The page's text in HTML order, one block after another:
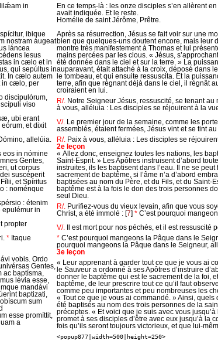
in
En ce temps-là : les onze disciples s’en allèrent
avait indiquée. Et le reste.
Homélie de saint Jérôme, Prêtre.
ibique
nostram áugeat
láncea
Iesus
in cælo et in
qui sepúltus in
In cælo autem
in cælo, per
Après sa résurrection, Jésus se fait voir sur une
bien que quelques-uns doutent encore, mais leur
montre très manifestement à Thomas et lui
mains percées par les clous. « Jésus,
été donnée dans le ciel et sur la terre. » La
auparavant, était attaché à la croix, déposé dans
le tombeau, et qui ensuite ressuscita. Et la
terre, afin que régnant déjà dans le ciel, il régnât
croiraient en lui.
discipulórum,
viso
R/. Notre Seigneur Jésus, ressuscité, se tenant
à vous, alléluia : Les disciples se réjouirent à la
ubi erant
et dixit
V/. Le premier jour de la semaine, comme les
assemblés, étaient fermées, Jésus vint et se tint
allelúia. R/. Paix à vous, alléluia : Les disciples se
2e leçon
eos in nómine
Gentes,
ut corpus
suscéperit
et Spíritus
: noménque
« Allez donc, enseignez toutes les nations, les
Saint-Esprit. » Les Apôtres instruisent d’abord
instruites, ils les baptisent dans l’eau. Il ne se
sacrement de baptême, si l’âme n’a d’abord
baptisées au nom du Père, et du Fils, et du Saint-
baptême est à la fois le don des trois personnes
seul Dieu.
: étenim
epulémur in
R/. Purifiez-vous du vieux levain, afin que vous
Christ, a été immolé : [7] * C’est pourquoi
propter
V/. Il est mort pour nos péchés, et il est ressuscité
* Itaque
* C’est pourquoi mangeons la Pâque dans le
pourquoi mangeons la Pâque dans le Seigneur,
3e leçon
vobis. Ordo
Gentes,
ac baptísma,
lévia esse,
mandávi
baptizati,
sum
esse promíttit,
a
« Leur apprenant à garder tout ce que je vous ai
le Sauveur a ordonné à ses Apôtres d’instruire
donner le baptême qui est le sacrement de la foi,
baptême, de leur prescrire tout ce qu’il faut
comme peu importantes et peu nombreuses les
« Tout ce que je vous ai commandé. » Ainsi,
été baptisés au nom des trois personnes de la
préceptes. « Et voici que je suis avec vous
promet à ses disciples d’être avec eux jusqu’à la
fois qu’ils seront toujours victorieux, et que lui-
<popup877|width=500|height=250>